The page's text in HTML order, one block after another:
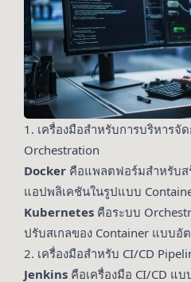
1. เครื่องมือสำหรับการบริหารจั
Orchestration
Docker คือแพลตฟอร์มสำหรับส
แอปพลิเคชันในรูปแบบ
Kubernetes คือระบบ
ปรับสเกลของ Container แบบอั
2. เครื่องมือสำหรับ CI/CD
Jenkins คือเครื่องมือ CI/CD แ